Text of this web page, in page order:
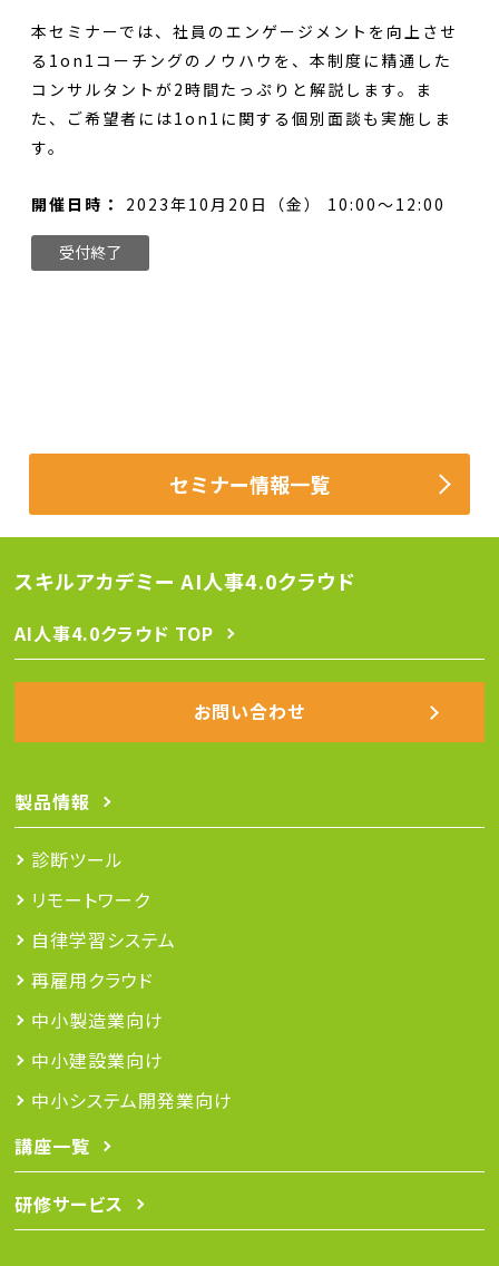
本セミナーでは、社員のエンゲージメントを向上させ
る1on1コーチングのノウハウを、本制度に精通した
コンサルタントが2時間たっぷりと解説します。ま
た、ご希望者には1on1に関する個別面談も実施しま
す。
開催日時： 2023年10月20日（金） 10:00～12:00
受付終了
セミナー情報一覧
スキルアカデミー AI人事4.0クラウド
AI人事4.0クラウド TOP
お問い合わせ
製品情報
診断ツール
リモートワーク
自律学習システム
再雇用クラウド
中小製造業向け
中小建設業向け
中小システム開発業向け
講座一覧
研修サービス